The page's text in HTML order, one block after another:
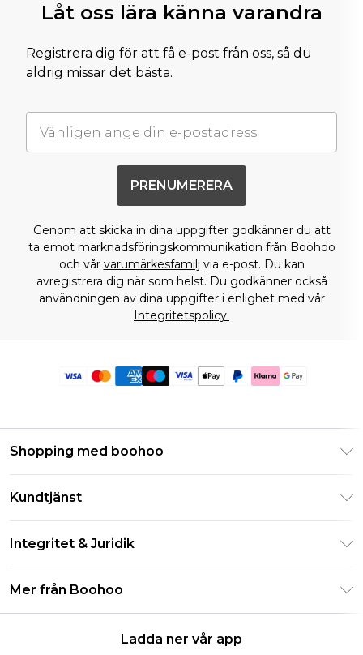
Låt oss lära känna varandra
Registrera dig för att få e-post från oss, så du
aldrig missar det bästa.
PRENUMERERA
Genom att skicka in dina uppgifter godkänner du att
ta emot marknadsföringskommunikation från Boohoo
och vår varumärkesfamilj via e-post. Du kan
avregistrera dig när som helst. Du godkänner också
användningen av dina uppgifter i enlighet med vår
Integritetspolicy.
Shopping med boohoo
Studentrabatt - UNiDAYS
Boohoo-appen
Storleksguide
Kundtjänst
Leveransinformation
Returnerar information
Integritet & Juridik
Integritetspolicy
Mer från Boohoo
Ladda ner vår app